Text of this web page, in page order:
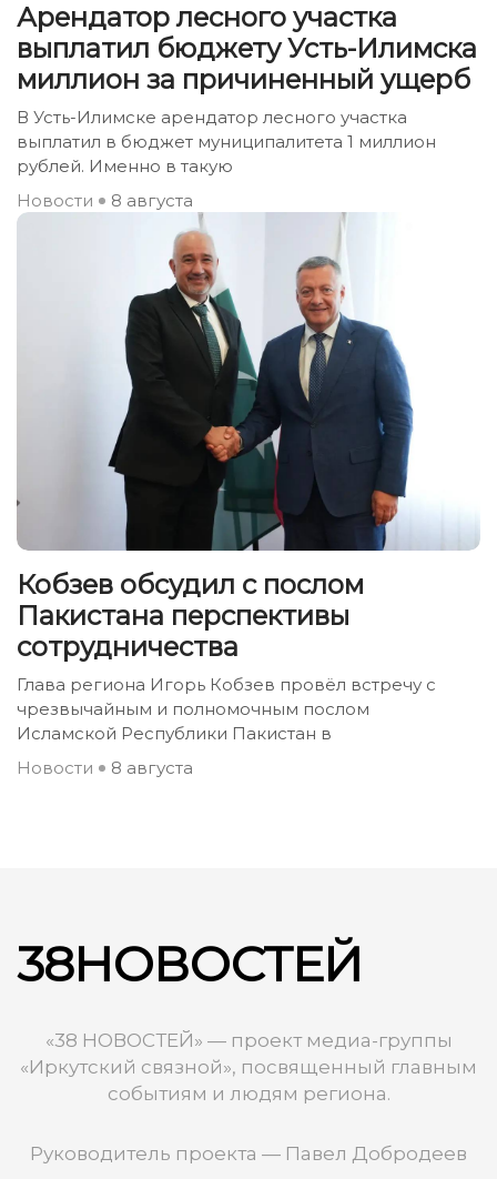
Арендатор лесного участка
выплатил бюджету Усть-Илимска
миллион за причиненный ущерб
В Усть-Илимске арендатор лесного участка
выплатил в бюджет муниципалитета 1 миллион
рублей. Именно в такую
Новости
8 августа
Кобзев обсудил с послом
Пакистана перспективы
сотрудничества
Глава региона Игорь Кобзев провёл встречу с
чрезвычайным и полномочным послом
Исламской Республики Пакистан в
Новости
8 августа
38НОВОСТЕЙ
«38 НОВОСТЕЙ» — проект медиа-группы
«Иркутский связной», посвященный главным
событиям и людям региона.
Руководитель проекта — Павел Добродеев